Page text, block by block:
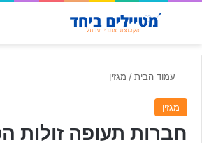
חפש עבור
עמוד הבית/ מגזין
מגזין
חברות תעופה זולות